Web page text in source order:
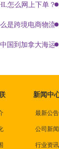
递介绍
怎么网上下单？
是跨境电商物流?
你成为销冠
国到加拿大海运
新闻中
最新公告
公司新闻
行业资讯